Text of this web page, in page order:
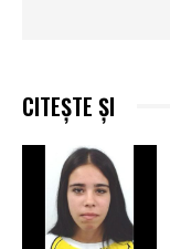
CITEȘTE ȘI